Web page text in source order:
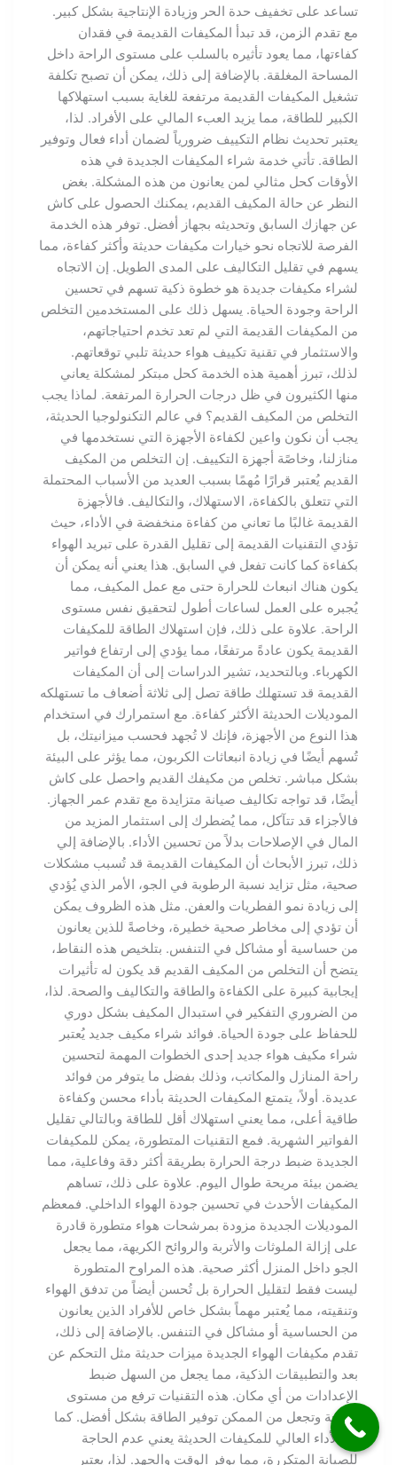
تساعد على تخفيف حدة الحر وزيادة الإنتاجية بشكل كبير.
مع تقدم الزمن، قد تبدأ المكيفات القديمة في فقدان
كفاءتها، مما يعود تأثيره بالسلب على مستوى الراحة داخل
المساحة المغلقة. بالإضافة إلى ذلك، يمكن أن تصبح تكلفة
تشغيل المكيفات القديمة مرتفعة للغاية بسبب استهلاكها
الكبير للطاقة، مما يزيد العبء المالي على الأفراد. لذا،
يعتبر تحديث نظام التكييف ضرورياً لضمان أداء فعال وتوفير
الطاقة. تأتي خدمة شراء المكيفات الجديدة في هذه
الأوقات كحل مثالي لمن يعانون من هذه المشكلة. بغض
النظر عن حالة المكيف القديم، يمكنك الحصول على كاش
عن جهازك السابق وتحديثه بجهاز أفضل. توفر هذه الخدمة
الفرصة للاتجاه نحو خيارات مكيفات حديثة وأكثر كفاءة، مما
يسهم في تقليل التكاليف على المدى الطويل. إن الاتجاه
لشراء مكيفات جديدة هو خطوة ذكية تسهم في تحسين
الراحة وجودة الحياة. يسهل ذلك على المستخدمين التخلص
من المكيفات القديمة التي لم تعد تخدم احتياجاتهم،
والاستثمار في تقنية تكييف هواء حديثة تلبي توقعاتهم.
لذلك، تبرز أهمية هذه الخدمة كحل مبتكر لمشكلة يعاني
منها الكثيرون في ظل درجات الحرارة المرتفعة. لماذا يجب
التخلص من المكيف القديم؟ في عالم التكنولوجيا الحديثة،
يجب أن نكون واعين لكفاءة الأجهزة التي نستخدمها في
منازلنا، وخاصًة أجهزة التكييف. إن التخلص من المكيف
القديم يُعتبر قرارًا مُهمًا بسبب العديد من الأسباب المحتملة
التي تتعلق بالكفاءة، الاستهلاك، والتكاليف. فالأجهزة
القديمة غالبًا ما تعاني من كفاءة منخفضة في الأداء، حيث
تؤدي التقنيات القديمة إلى تقليل القدرة على تبريد الهواء
بكفاءة كما كانت تفعل في السابق. هذا يعني أنه يمكن أن
يكون هناك انبعاث للحرارة حتى مع عمل المكيف، مما
يُجبره على العمل لساعات أطول لتحقيق نفس مستوى
الراحة. علاوة على ذلك، فإن استهلاك الطاقة للمكيفات
القديمة يكون عادةً مرتفعًا، مما يؤدي إلى ارتفاع فواتير
الكهرباء. وبالتحديد، تشير الدراسات إلى أن المكيفات
القديمة قد تستهلك طاقة تصل إلى ثلاثة أضعاف ما تستهلكه
الموديلات الحديثة الأكثر كفاءة. مع استمرارك في استخدام
هذا النوع من الأجهزة، فإنك لا تُجهد فحسب ميزانيتك، بل
تُسهم أيضًا في زيادة انبعاثات الكربون، مما يؤثر على البيئة
بشكل مباشر. تخلص من مكيفك القديم واحصل على كاش
أيضًا، قد تواجه تكاليف صيانة متزايدة مع تقدم عمر الجهاز.
فالأجزاء قد تتآكل، مما يُضطرك إلى استثمار المزيد من
المال في الإصلاحات بدلاً من تحسين الأداء. بالإضافة إلي
ذلك، تبرز الأبحاث أن المكيفات القديمة قد تُسبب مشكلات
صحية، مثل تزايد نسبة الرطوبة في الجو، الأمر الذي يُؤدي
إلى زيادة نمو الفطريات والعفن. مثل هذه الظروف يمكن
أن تؤدي إلى مخاطر صحية خطيرة، وخاصةً للذين يعانون
من حساسية أو مشاكل في التنفس. بتلخيص هذه النقاط،
يتضح أن التخلص من المكيف القديم قد يكون له تأثيرات
إيجابية كبيرة على الكفاءة والطاقة والتكاليف والصحة. لذا،
من الضروري التفكير في استبدال المكيف بشكل دوري
للحفاظ على جودة الحياة. فوائد شراء مكيف جديد يُعتبر
شراء مكيف هواء جديد إحدى الخطوات المهمة لتحسين
راحة المنازل والمكاتب، وذلك بفضل ما يتوفر من فوائد
عديدة. أولاً، يتمتع المكيفات الحديثة بأداء محسن وكفاءة
طاقية أعلى، مما يعني استهلاك أقل للطاقة وبالتالي تقليل
الفواتير الشهرية. فمع التقنيات المتطورة، يمكن للمكيفات
الجديدة ضبط درجة الحرارة بطريقة أكثر دقة وفاعلية، مما
يضمن بيئة مريحة طوال اليوم. علاوة على ذلك، تساهم
المكيفات الأحدث في تحسين جودة الهواء الداخلي. فمعظم
الموديلات الجديدة مزودة بمرشحات هواء متطورة قادرة
على إزالة الملوثات والأتربة والروائح الكريهة، مما يجعل
الجو داخل المنزل أكثر صحية. هذه المراوح المتطورة
ليست فقط لتقليل الحرارة بل تُحسن أيضاً من تدفق الهواء
وتنقيته، مما يُعتبر مهماً بشكل خاص للأفراد الذين يعانون
من الحساسية أو مشاكل في التنفس. بالإضافة إلى ذلك،
تقدم مكيفات الهواء الجديدة ميزات حديثة مثل التحكم عن
بعد والتطبيقات الذكية، مما يجعل من السهل ضبط
الإعدادات من أي مكان. هذه التقنيات ترفع من مستوى
الراحة وتجعل من الممكن توفير الطاقة بشكل أفضل. كما
أن الأداء العالي للمكيفات الحديثة يعني عدم الحاجة
للصيانة المتكررة، مما يوفر الوقت والجهد. لذا، يعتبر